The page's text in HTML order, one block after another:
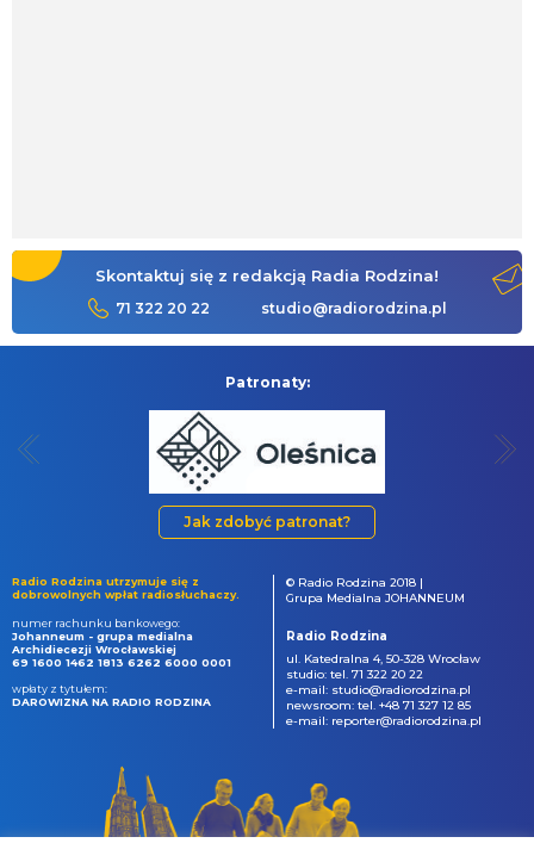
Skontaktuj się z redakcją Radia Rodzina!
71 322 20 22 studio@radiorodzina.pl
Patronaty:
Jak zdobyć patronat?
Radio Rodzina utrzymuje się z
dobrowolnych wpłat radiosłuchaczy.
numer rachunku bankowego:
Johanneum - grupa medialna
Archidiecezji Wrocławskiej
69 1600 1462 1813 6262 6000 0001
wpłaty z tytułem:
DAROWIZNA NA RADIO RODZINA
© Radio Rodzina 2018 |
Grupa Medialna JOHANNEUM
Radio Rodzina
ul. Katedralna 4, 50-328 Wrocław
studio: tel. 71 322 20 22
e-mail: studio@radiorodzina.pl
newsroom: tel. +48 71 327 12 85
e-mail: reporter@radiorodzina.pl